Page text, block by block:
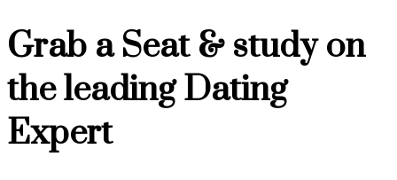
Grab a Seat & study on
the leading Dating
Expert